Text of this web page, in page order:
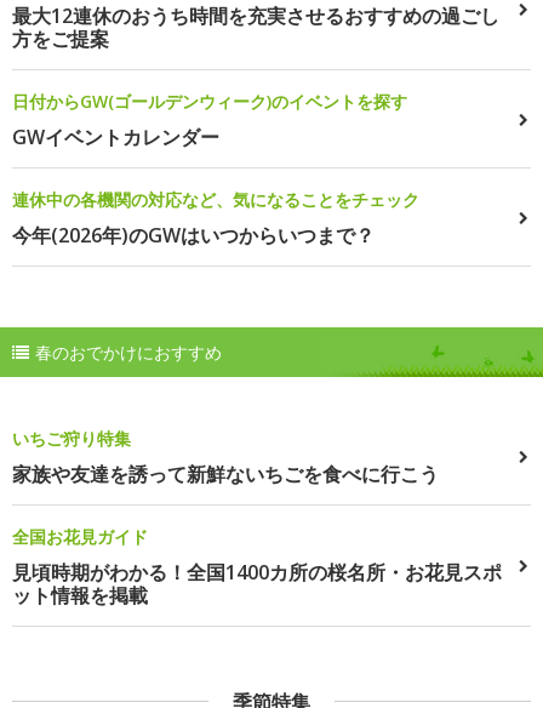
最大12連休のおうち時間を充実させるおすすめの過ごし
方をご提案
日付からGW(ゴールデンウィーク)のイベントを探す
GWイベントカレンダー
連休中の各機関の対応など、気になることをチェック
今年(2026年)のGWはいつからいつまで？
春のおでかけにおすすめ
いちご狩り特集
家族や友達を誘って新鮮ないちごを食べに行こう
全国お花見ガイド
見頃時期がわかる！全国1400カ所の桜名所・お花見スポ
ット情報を掲載
季節特集